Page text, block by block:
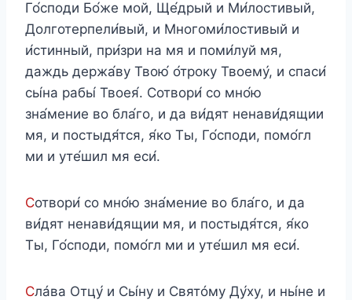
Го́споди Бо́же мой, Ще́дрый и Ми́лостивый,
Долготерпели́вый, и Многоми́лостивый и
и́стинный, при́зри на мя и поми́луй мя,
даждь держа́ву Твою́ о́троку Твоему́, и спаси́
сы́на рабы́ Твоея́. Сотвори́ со мно́ю
зна́мение во бла́го, и да ви́дят ненави́дящии
мя, и постыдя́тся, я́ко Ты, Го́споди, помо́гл
ми и уте́шил мя еси́.
Сотвори́ со мно́ю зна́мение во бла́го, и да
ви́дят ненави́дящии мя, и постыдя́тся, я́ко
Ты, Го́споди, помо́гл ми и уте́шил мя еси́.
Слáва Отцу́ и Сы́ну и Святóму Ду́ху, и ны́не и